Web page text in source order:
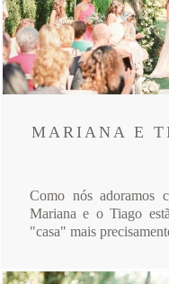
MARIANA E
Como nós adoramos
Mariana e o Tiago
"casa" mais